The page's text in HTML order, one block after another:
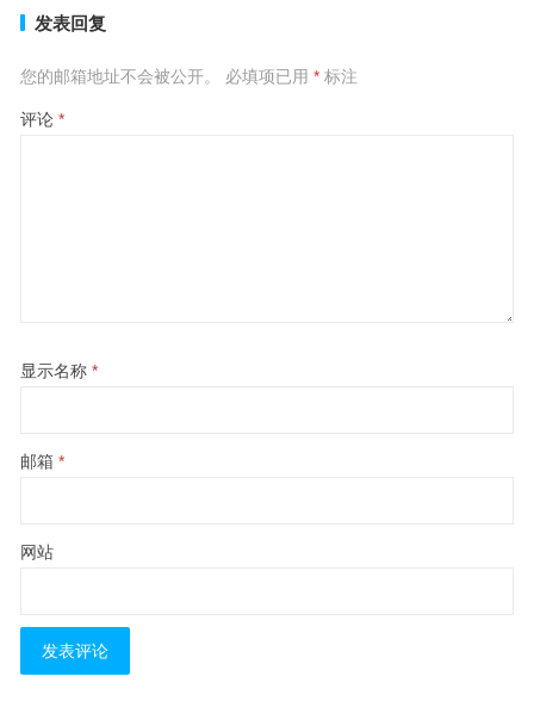
发表回复
您的邮箱地址不会被公开。 必填项已用 *标注
评论 *
显示名称 *
邮箱 *
网站